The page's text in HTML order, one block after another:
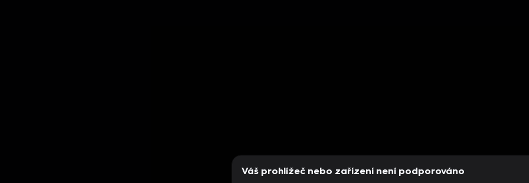
Váš prohlížeč nebo zařízení není podporováno